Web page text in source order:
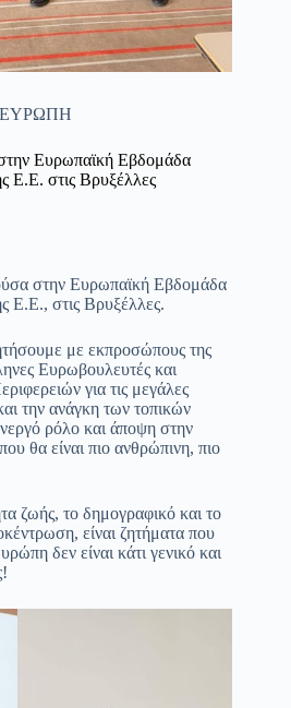
ΕΥΡΩΠΗ
Ευρωπαϊκή Εβδομάδα
Ε.Ε. στις Βρυξέλλες
στην Ευρωπαϊκή Εβδομάδα
Ε.Ε., στις Βρυξέλλες.
με εκπροσώπους της
Ευρωβουλευτές και
για τις μεγάλες
την ανάγκη των τοπικών
ρόλο και άποψη στην
θα είναι πιο ανθρώπινη, πιο
ζωής, το δημογραφικό και το
είναι ζητήματα που
δεν είναι κάτι γενικό και